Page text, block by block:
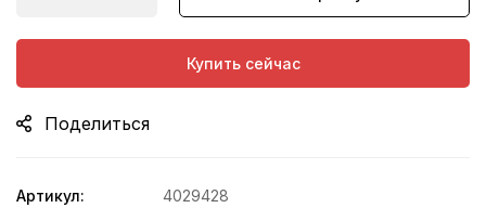
Купить сейчас
Поделиться
Артикул:
4029428